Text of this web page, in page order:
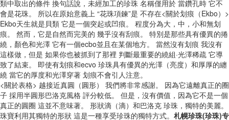
類中取出的條件 換句話說，未經加工的珍珠 名稱僅用於 當鑽孔時 它不
會是花珠。 所以在原始意義上 “花珠項鍊”是 不存在<關於划痕（Ekbo）>
Ekbo天生就是貝類 它是一個突起或凹痕。 程度分為大，中，小和無划
痕。 然而，它是自然而完美的 幾乎沒有刮痕。 特別是那些具有優異的捲
繞，顏色和光澤 它有一個ecbo並且在某個地方。 當然沒有划痕 我沒有
這樣做，但是 如果你也被抓到了那裡 判斷最重要的繞組·光澤稀疏 它導
致了結束。 即使有划痕和ecvo 珍珠具有優異的光澤（亮度）和厚厚的纏
繞 當它的厚度和光澤穿著 划痕不會引人注意。
<關於表格> 越接近真圓（圓形） 我們將非常感謝。 因為它遠離真正的圈
子 採用半圓形巴洛克風格 評分較低。 但是，沒有價值，因為它不是一個
真正的圓圈 這並不意味著。 形狀滴（滴）和巴洛克 珍珠，獨特的美麗。
珠寶利用其獨特的形狀 這是一種享受珍珠的獨特方式。 札幌珍珠(珍珠)专